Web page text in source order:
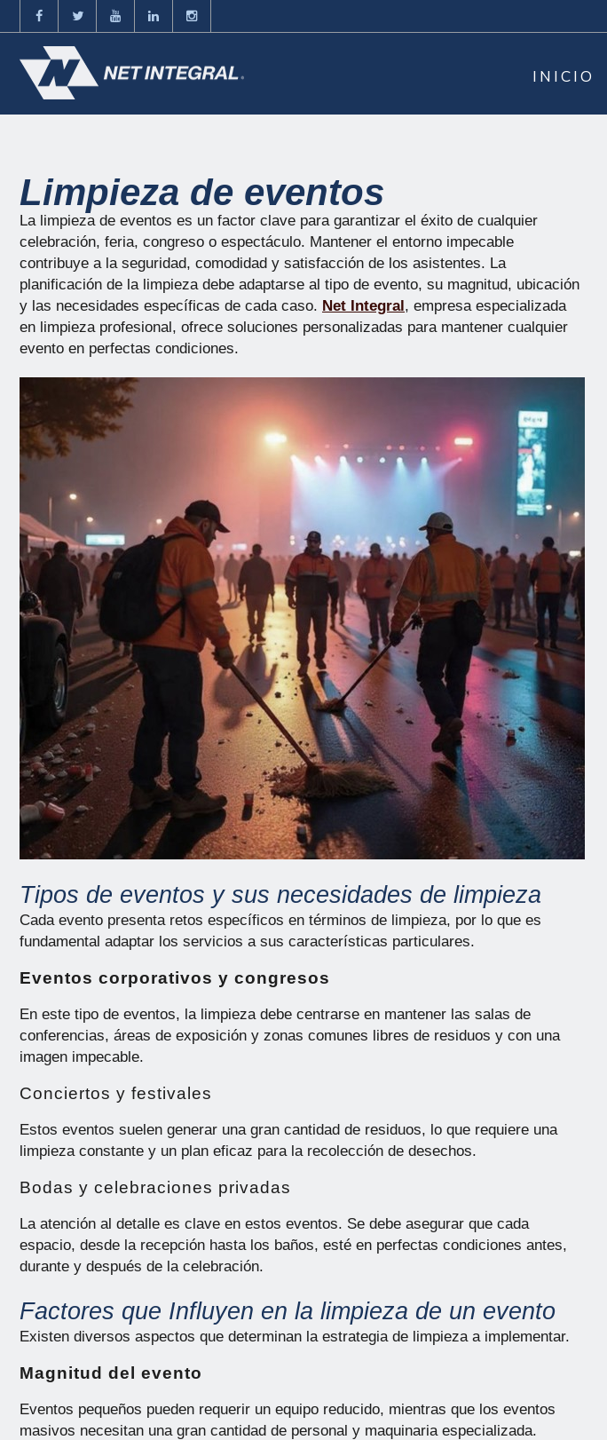
INICIO
Limpieza de eventos
La limpieza de eventos es un factor clave para garantizar el éxito de cualquier
celebración, feria, congreso o espectáculo. Mantener el entorno impecable
contribuye a la seguridad, comodidad y satisfacción de los asistentes. La
planificación de la limpieza debe adaptarse al tipo de evento, su magnitud, ubicación
y las necesidades específicas de cada caso. Net Integral, empresa especializada
en limpieza profesional, ofrece soluciones personalizadas para mantener cualquier
evento en perfectas condiciones.
Tipos de eventos y sus necesidades de limpieza
Cada evento presenta retos específicos en términos de limpieza, por lo que es
fundamental adaptar los servicios a sus características particulares.
Eventos corporativos y congresos
En este tipo de eventos, la limpieza debe centrarse en mantener las salas de
conferencias, áreas de exposición y zonas comunes libres de residuos y con una
imagen impecable.
Conciertos y festivales
Estos eventos suelen generar una gran cantidad de residuos, lo que requiere una
limpieza constante y un plan eficaz para la recolección de desechos.
Bodas y celebraciones privadas
La atención al detalle es clave en estos eventos. Se debe asegurar que cada
espacio, desde la recepción hasta los baños, esté en perfectas condiciones antes,
durante y después de la celebración.
Factores que Influyen en la limpieza de un evento
Existen diversos aspectos que determinan la estrategia de limpieza a implementar.
Magnitud del evento
Eventos pequeños pueden requerir un equipo reducido, mientras que los eventos
masivos necesitan una gran cantidad de personal y maquinaria especializada.